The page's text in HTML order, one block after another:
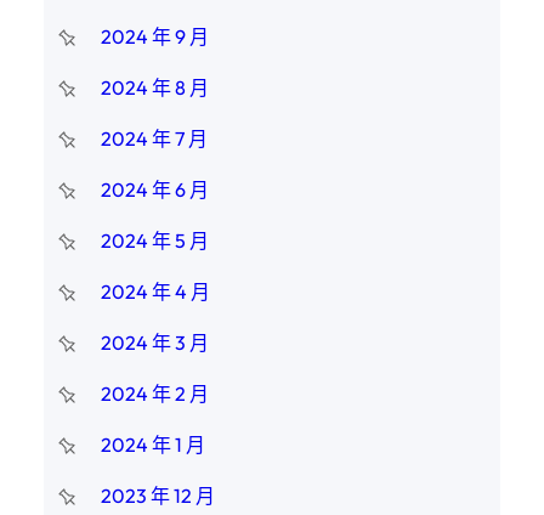
2024 年 9 月
2024 年 8 月
2024 年 7 月
2024 年 6 月
2024 年 5 月
2024 年 4 月
2024 年 3 月
2024 年 2 月
2024 年 1 月
2023 年 12 月